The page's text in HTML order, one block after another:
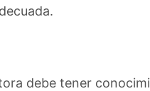
debe tener